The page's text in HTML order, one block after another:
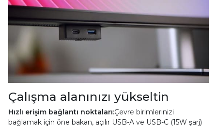
Çalışma alanınızı yükseltin
Hızlı erişim bağlantı noktaları:Çevre birimlerinizi
bağlamak için öne bakan, açılır USB-A ve USB-C (15W şarj)